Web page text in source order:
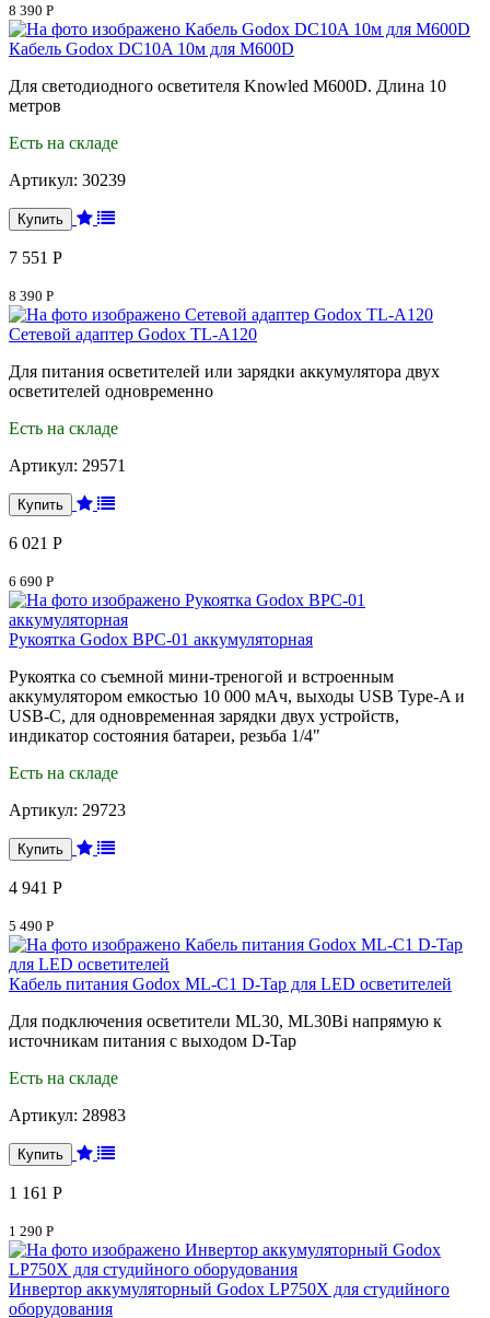
8 390 Р
Кабель Godox DC10A 10м для M600D
Для светодиодного осветителя Knowled M600D. Длина 10
метров
Есть на складе
Артикул: 30239
7 551 Р
8 390 Р
Сетевой адаптер Godox TL-A120
Для питания осветителей или зарядки аккумулятора двух
осветителей одновременно
Есть на складе
Артикул: 29571
6 021 Р
6 690 Р
Рукоятка Godox BPC-01 аккумуляторная
Рукоятка со съемной мини-треногой и встроенным
аккумулятором емкостью 10 000 мАч, выходы USB Type-A и
USB-C, для одновременная зарядки двух устройств,
индикатор состояния батареи, резьба 1/4"
Есть на складе
Артикул: 29723
4 941 Р
5 490 Р
Кабель питания Godox ML-C1 D-Tap для LED осветителей
Для подключения осветители ML30 , ML30Bi напрямую к
источникам питания с выходом D-Tap
Есть на складе
Артикул: 28983
1 161 Р
1 290 Р
Инвертор аккумуляторный Godox LP750X для студийного
оборудования